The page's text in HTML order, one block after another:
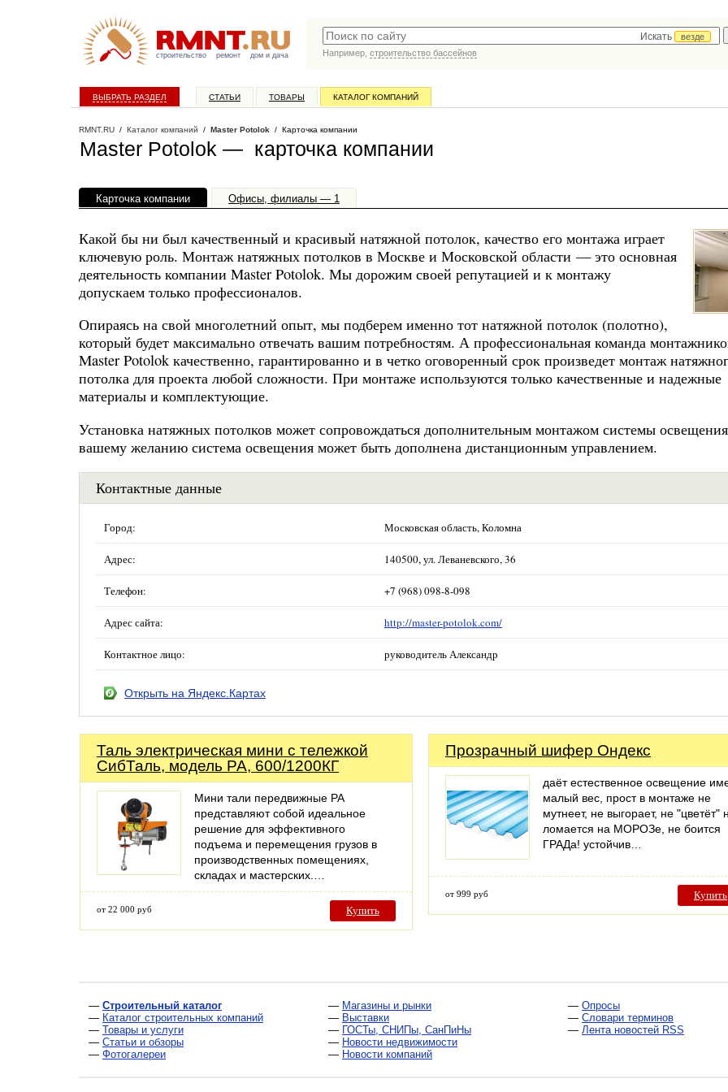
строительство ремонт дом и дача
Искать
везде
Например, строительство бассейнов
ВЫБРАТЬ РАЗДЕЛ СТАТЬИ ТОВАРЫ КАТАЛОГ КОМПАНИЙ
RMNT.RU / Каталог компаний / Master Potolok / Карточка компании
Master Potolok — карточка компании
Карточка компании Офисы, филиалы — 1
Какой бы ни был качественный и красивый натяжной потолок, качество его монтажа играет
ключевую роль. Монтаж натяжных потолков в Москве и Московской области — это основная
деятельность компании Master Potolok. Мы дорожим своей репутацией и к монтажу
допускаем только профессионалов.
Опираясь на свой многолетний опыт, мы подберем именно тот натяжной потолок (полотно),
который будет максимально отвечать вашим потребностям. А профессиональная команда
Master Potolok качественно, гарантированно и в четко оговоренный срок произведет монтаж
потолка для проекта любой сложности. При монтаже используются только качественные и надежные
материалы и комплектующие.
Установка натяжных потолков может сопровождаться дополнительным монтажом системы
вашему желанию система освещения может быть дополнена дистанционным управлением.
Контактные данные
Город: Московская область, Коломна
Адрес: 140500, ул. Леваневского, 36
Телефон: +7 (968) 098-8-098
Адрес сайта: http://master-potolok.com/
Контактное лицо: руководитель Александр
Открыть на Яндекс.Картах
Таль электрическая мини с тележкой
СибТаль, модель PA, 600/1200КГ
Мини тали передвижные РА
представляют собой идеальное
решение для эффективного
подъема и перемещения грузов в
производственных помещениях,
складах и мастерских.…
от 22 000 руб Купить
Прозрачный шифер Ондекс
даёт естественное освещение
малый вес, прост в монтаже не
мутнеет, не выгорает, не "цветёт"
ломается на МОРОЗе, не боится
ГРАДа! устойчив…
от 999 руб Купить
— Строительный каталог
— Каталог строительных компаний
— Товары и услуги
— Статьи и обзоры
— Фотогалереи
— Магазины и рынки
— Выставки
— ГОСТы, СНИПы, СанПиНы
— Новости недвижимости
— Новости компаний
— Опросы
— Словари терминов
— Лента новостей RSS